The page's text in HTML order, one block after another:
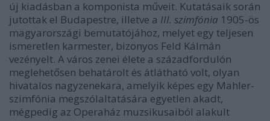
új kiadásban a komponista műveit. Kutatásaik során
jutottak el Budapestre, illetve a III. szimfónia 1905-ös
magyarországi bemutatójához, melyet egy teljesen
ismeretlen karmester, bizonyos Feld Kálmán
vezényelt. A város zenei élete a századfordulón
meglehetősen behatárolt és átlátható volt, olyan
hivatalos nagyzenekara, amelyik képes egy Mahler-
szimfónia megszólaltatására egyetlen akadt,
mégpedig az Operaház muzsikusaiból alakult